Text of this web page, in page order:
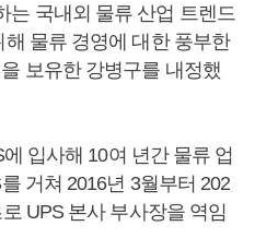
는 국내외 물류 산업 트렌드
물류 경영에 대한 풍부한
보유한 강병구를 내정했
입사해 10여 년간 물류 업
거쳐 2016년 3월부터 202
UPS 본사 부사장을 역임